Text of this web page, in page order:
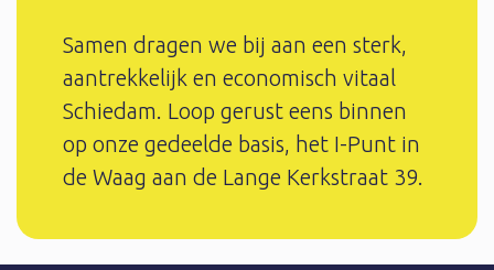
Samen dragen we bij aan een sterk,
aantrekkelijk en economisch vitaal
Schiedam. Loop gerust eens binnen
op onze gedeelde basis, het I-Punt in
de Waag aan de Lange Kerkstraat 39.